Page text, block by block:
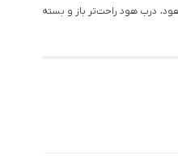
هود، درب هود راحت‌تر باز و بسته